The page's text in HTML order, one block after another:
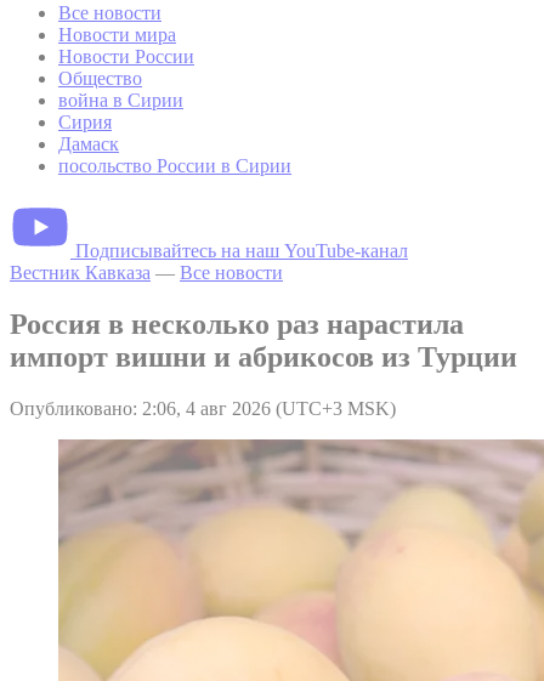
Все новости
Новости мира
Новости России
Общество
война в Сирии
Сирия
Дамаск
посольство России в Сирии
Подписывайтесь на наш YouTube-канал
Вестник Кавказа — Все новости
Россия в несколько раз нарастила
импорт вишни и абрикосов из Турции
Опубликовано: 2:06, 4 авг 2026 (UTC+3 MSK)